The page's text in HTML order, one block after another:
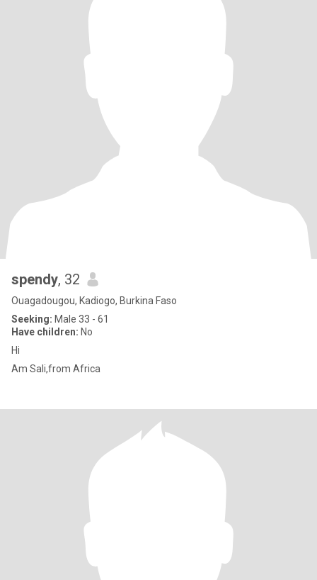
spendy, 32
Ouagadougou, Kadiogo, Burkina Faso
Seeking: Male 33 - 61
Have children: No
Hi
Am Sali,from Africa